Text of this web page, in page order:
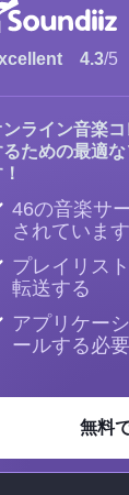
4.3/5
ンライン音楽
るための最適
46の音楽サ
されています
プレイリス
転送する
アプリケー
ールする必
無料